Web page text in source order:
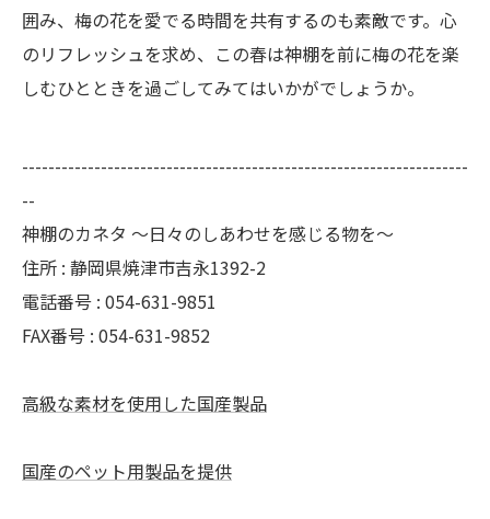
囲み、梅の花を愛でる時間を共有するのも素敵です。心
のリフレッシュを求め、この春は神棚を前に梅の花を楽
しむひとときを過ごしてみてはいかがでしょうか。
--------------------------------------------------------------------
--
神棚のカネタ ～日々のしあわせを感じる物を～
住所 : 静岡県焼津市吉永1392-2
電話番号 : 054-631-9851
FAX番号 : 054-631-9852
高級な素材を使用した国産製品
国産のペット用製品を提供